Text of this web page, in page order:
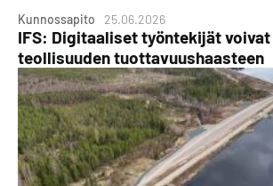
Kunnossapito 25.06.2026
IFS: Digitaaliset työntekijät
teollisuuden tuottavuushaasteen